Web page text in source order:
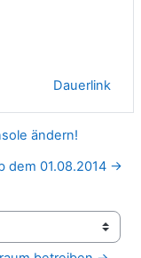
Dauerlink
ändern!
dem 01.08.2014 →